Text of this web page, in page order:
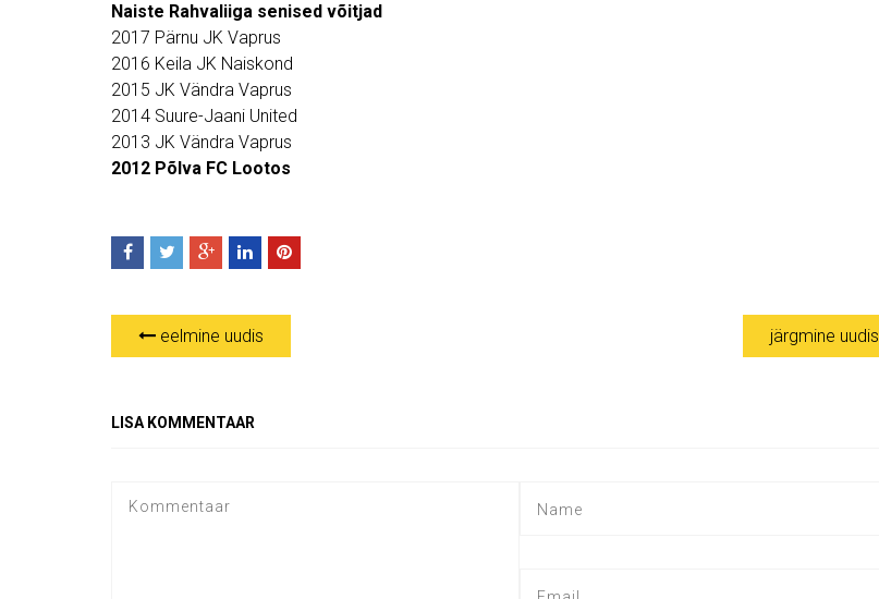
Naiste Rahvaliiga senised võitjad
2017 Pärnu JK Vaprus
2016 Keila JK Naiskond
2015 JK Vändra Vaprus
2014 Suure-Jaani United
2013 JK Vändra Vaprus
2012 Põlva FC Lootos
eelmine uudis järgmine uudis
LISA KOMMENTAAR